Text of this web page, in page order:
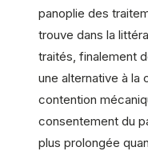
panoplie des
trouve dans la
traités, finalement
une alternative à la
contention
consentement du
plus prolongée